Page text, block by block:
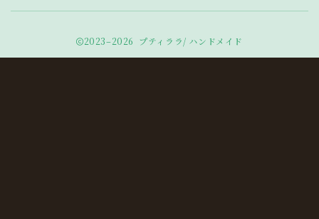
2023–2026 プティララ/ ハンドメイド